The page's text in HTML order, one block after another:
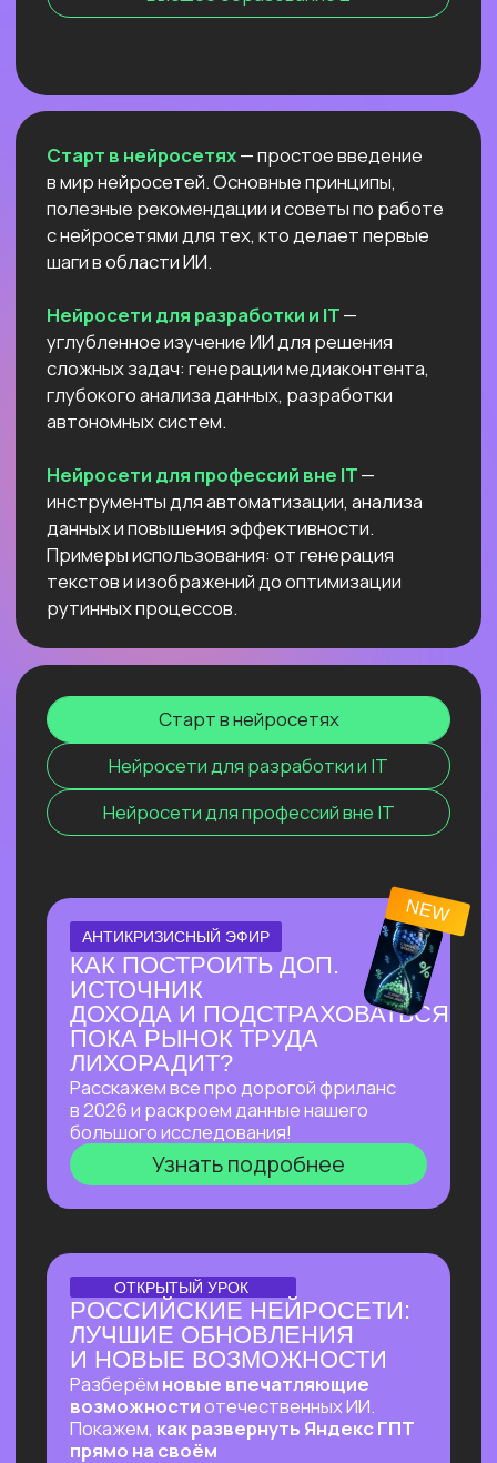
КАК ПОСТРОИТЬ ДОП.
ДОХОДА И ПОДСТРАХОВАТЬСЯ
ПОКА РЫНОК ТРУДА
ЛИХОРАДИТ?
в 2026 и раскроем данные нашего
большого исследования!
Узнать подробнее
ОТКРЫТЫЙ УРОК
РОССИЙСКИЕ НЕЙРОСЕТИ:
ЛУЧШИЕ ОБНОВЛЕНИЯ
И НОВЫЕ ВОЗМОЖНОСТИ
Разберём
возможностиотечественных ИИ.
компьютереи не переживать
о безопасности данных и плохом
интернете
Узнать подробнее
ОНЛАЙН-ПРАКТИКУМ
визуального контента с 0, без бюджета
⚡ На практике разберём, как быстро
генерировать визуал под свои задачи с
помощью Перплексити и других
нейросетей.
Узнать подробнее
НОВЫЙ ПРАКТИКУМ
ПО КИТАЙСКИМ
НЕЙРОСЕТЯМ
Покажем лучшие модели, которые
обходят лидеров рынка
Узнать подробнее
ПЕРВЫЙ ОНЛАЙН-ПРАКТИКУМ
ПО ИИ-ЭКОСИСТЕМЕ
GOOGLE В РУССКОЯЗЫЧНОМ
ПРОСТРАНСТВЕ
В прямом эфире покажем, как
автоматизировать ежедневные
процессы в гугл-таблицах
и документах, как создавать из них
полный цикл контента — от текстов
до видеопрезентаций и аудиподкастов
Узнать подробнее
ОНЛАЙН-ПРАКТИКУМ
ВАЙБ-ПРАКТИКУМ
ПО ВАЙБ-КОДИНГУ
Собираем ИИ-агента, который в режиме
реального времени разбирает почту,
отвечает на письма, уведомляет